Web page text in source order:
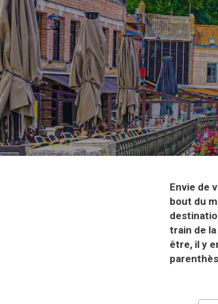
Envie de
bout du
train de
être, il y